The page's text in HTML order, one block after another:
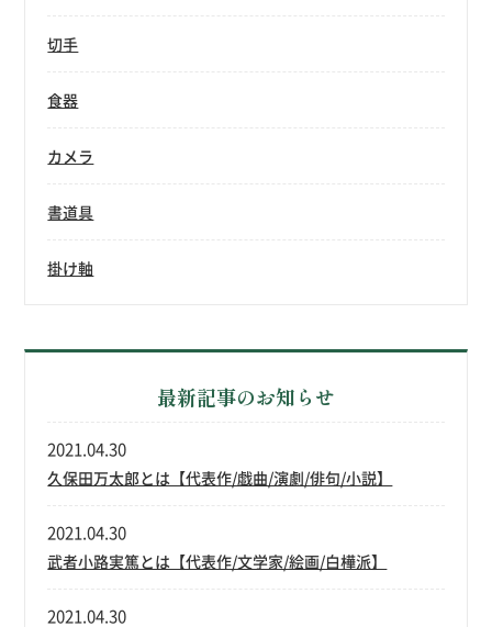
切手
食器
カメラ
書道具
掛け軸
最新記事のお知らせ
久保田万太郎とは【代表作/戯曲/演劇/俳句/小説】
2021.04.30
武者小路実篤とは【代表作/文学家/絵画/白樺派】
2021.04.30
2021.04.30